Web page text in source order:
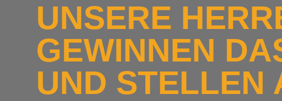
UNSERE
GEWINNEN
UND STELLEN